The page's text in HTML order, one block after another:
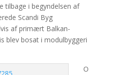
tilbage i begyndelsen af
Scandi Byg
af primært Balkan-
blev bosat i modulbyggeri
O